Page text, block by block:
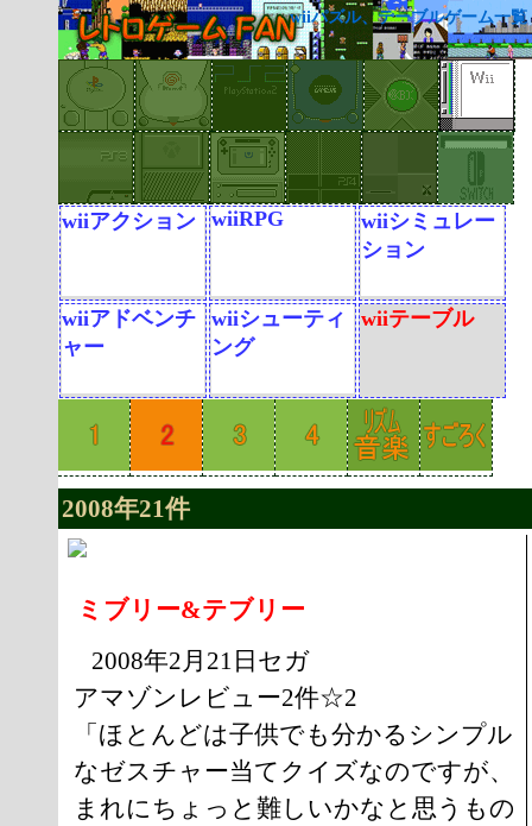
wiiパズル、テーブルゲーム一覧
wiiアクション wiiRPG
wiiシミュレー
ション
wiiアドベンチ
ャー
wiiシューティ
ング
wiiテーブル
2008年21件
ミブリー&テブリー
2008年2月21日セガ
アマゾンレビュー2件☆2
「ほとんどは子供でも分かるシンプル
なゼスチャー当てクイズなのですが、
まれにちょっと難しいかなと思うもの